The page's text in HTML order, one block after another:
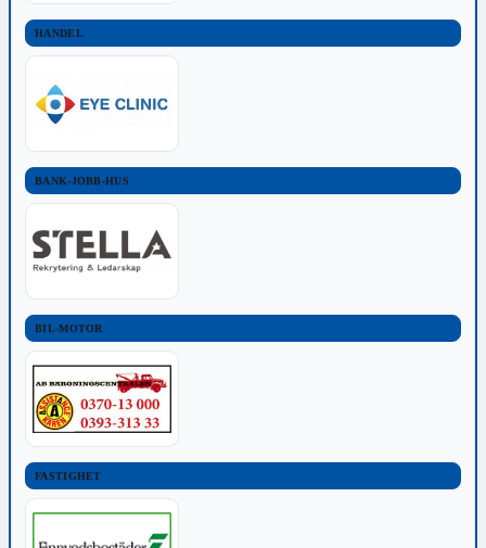
HANDEL
BANK-JOBB-HUS
BIL-MOTOR
FASTIGHET